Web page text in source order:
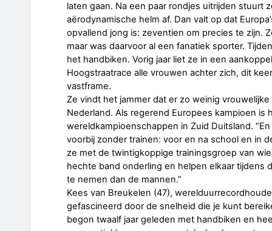
laten gaan. Na een paar rondjes uitrijden stuurt
aërodynamische helm af. Dan valt op dat
opvallend jong is: zeventien om precies te zijn.
maar was daarvoor al een fanatiek sporter.
het handbiken. Vorig jaar liet ze in een
Hoogstraatrace alle vrouwen achter zich, dit
vastframe.
Ze vindt het jammer dat er zo weinig
Nederland. Als regerend Europees kampioen
wereldkampioenschappen in Zuid Duitsland.
voorbij zonder trainen: voor en na school en in
ze met de twintigkoppige trainingsgroep van
hechte band onderling en helpen elkaar tijdens
te nemen dan de mannen.”
Kees van Breukelen (47),
gefascineerd door de snelheid die je kunt
begon twaalf jaar geleden met handbiken en